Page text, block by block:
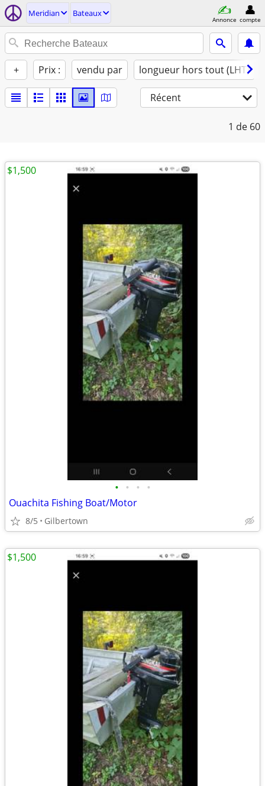
Meridian Bateaux
Annonce compte
+ Prix : vendu par longueur hors tout (LHT)
Récent
1 de 60
• • • •
Ouachita Fishing Boat/Motor
8/5 Gilbertown
$1,500
$1,500